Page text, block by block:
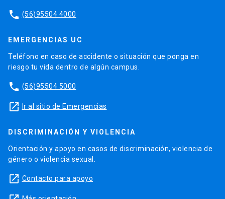
phone (56)95504 4000
EMERGENCIAS UC
Teléfono en caso de accidente o situación que ponga en
riesgo tu vida dentro de algún campus.
phone (56)95504 5000
launch Ir al sitio de Emergencias
DISCRIMINACIÓN Y VIOLENCIA
Orientación y apoyo en casos de discriminación, violencia de
género o violencia sexual.
launch Contacto para apoyo